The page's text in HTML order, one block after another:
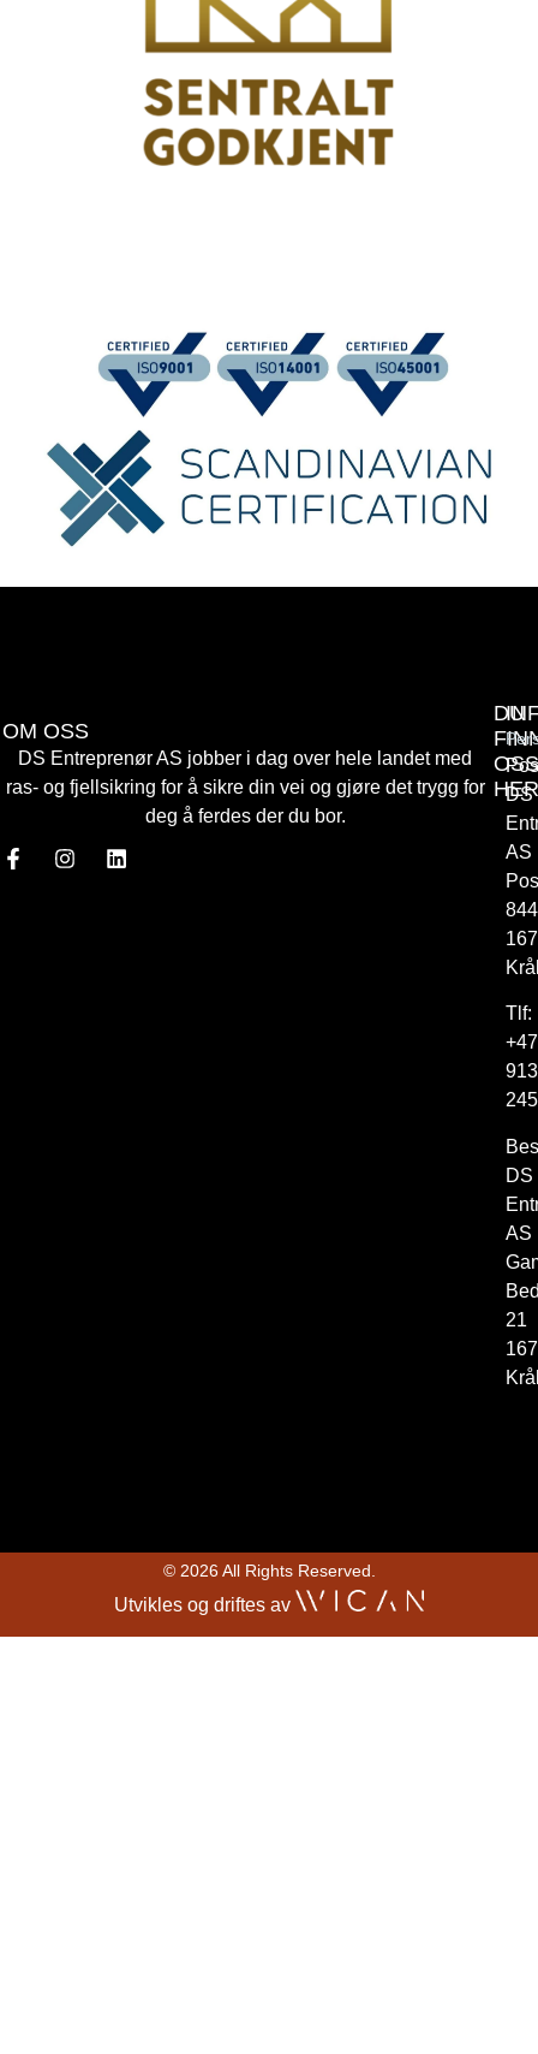
OM OSS
DS Entreprenør AS jobber i dag over hele landet med
ras- og fjellsikring for å sikre din vei og gjøre det trygg for
deg å ferdes der du bor.
DS
AS
844
Tlf:
+47
913
DS
AS
21
DU
OSS
HER
© 2026 All Rights Reserved.
Utvikles og driftes av